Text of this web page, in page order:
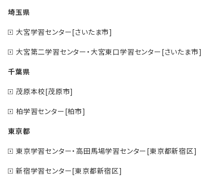
埼玉県
大宮学習センター[さいたま市]
大宮第二学習センター・大宮東口学習センター[さいたま市]
千葉県
茂原本校[茂原市]
柏学習センター[柏市]
東京都
東京学習センター・高田馬場学習センター[東京都新宿区]
新宿学習センター[東京都新宿区]